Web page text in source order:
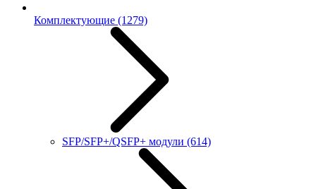
Комплектующие (1279)
SFP/SFP+/QSFP+ модули (614)